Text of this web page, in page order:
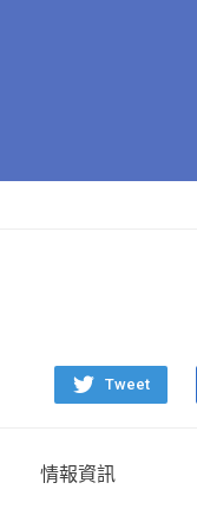
Tweet
情報資訊